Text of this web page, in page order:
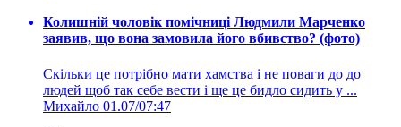
Колишній чоловік помічниці Людмили Марченко
заявив, що вона замовила його вбивство? (фото)
Скільки це потрібно мати хамства і не поваги до до
людей щоб так себе вести і ще це бидло сидить у ...
Михайло 01.07/07:47